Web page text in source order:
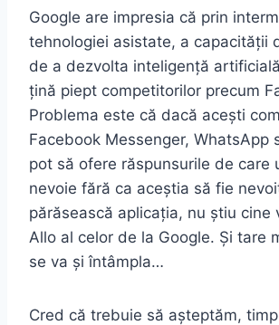
Google are impresia că prin
tehnologiei asistate, a capacității
de a dezvolta inteligență
țină piept competitorilor precum
Problema este că dacă acești
Facebook Messenger, WhatsApp
pot să ofere răspunsurile de care
nevoie fără ca aceștia să fie
părăsească aplicația, nu știu cine
Allo al celor de la Google. Și tare
se va și întâmpla…
Cred că trebuie să așteptăm,